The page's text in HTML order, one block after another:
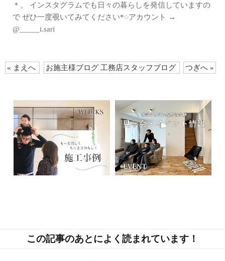
＊。 インスタグラムでも日々の暮らしを発信していますの
で ぜひ一度覗いてみてください*◌アカウント →
@_____i.sari
« まえへ お施主様ブログ 工務店スタッフブログ つぎへ »
この記事のあとによく読まれています！